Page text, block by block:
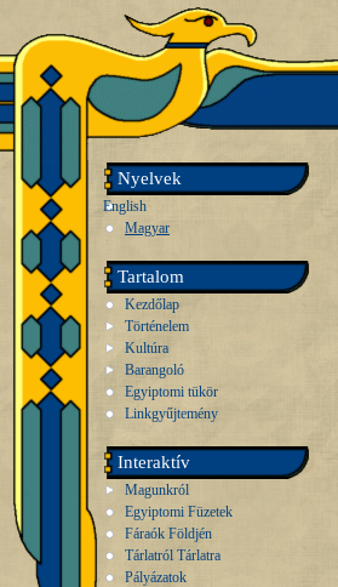
Nyelvek
English
Magyar
Tartalom
Kezdőlap
Történelem
Kultúra
Barangoló
Egyiptomi tükör
Linkgyűjtemény
Interaktív
Magunkról
Egyiptomi Füzetek
Fáraók Földjén
Tárlatról Tárlatra
Pályázatok